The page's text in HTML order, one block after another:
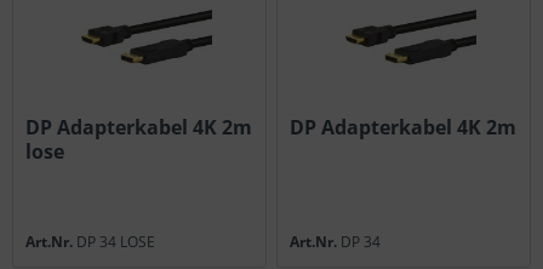
DP Adapterkabel 4K 2m
lose
Art.Nr. DP 34 LOSE
DP Adapterkabel 4K 2m
Art.Nr. DP 34